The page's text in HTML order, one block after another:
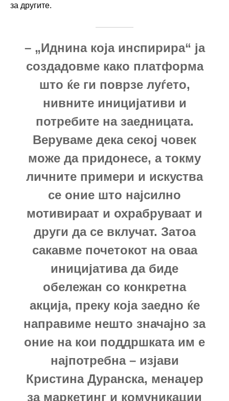
за другите.
– „Иднина која инспирира“ ја
создадовме како платформа
што ќе ги поврзе луѓето,
нивните иницијативи и
потребите на заедницата.
Веруваме дека секој човек
може да придонесе, а токму
личните примери и искуства
се оние што најсилно
мотивираат и охрабруваат и
други да се вклучат. Затоа
сакавме почетокот на оваа
иницијатива да биде
обележан со конкретна
акција, преку која заедно ќе
направиме нешто значајно за
оние на кои поддршката им е
најпотребна – изјави
Кристина Дуранска, менаџер
за маркетинг и комуникации